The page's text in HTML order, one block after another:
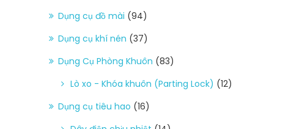
Dụng cụ đồ mài (94)
Dụng cụ khí nén (37)
Dụng Cụ Phòng Khuôn (83)
Lò xo - Khóa khuôn (Parting Lock) (12)
Dụng cụ tiêu hao (16)